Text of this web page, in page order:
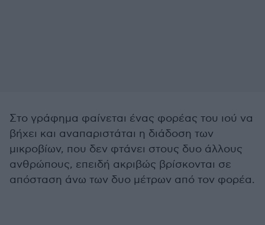
Στο γράφημα φαίνεται ένας φορέας του ιού να
βήχει και αναπαριστάται η διάδοση των
μικροβίων, που δεν φτάνει στους δυο άλλους
ανθρώπους, επειδή ακριβώς βρίσκονται σε
απόσταση άνω των δυο μέτρων από τον φορέα.